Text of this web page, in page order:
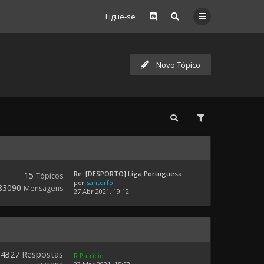
Ligue-se
Novo Tópico
15 Tópicos
Mensagens
Re: [DESPORTO] Liga Portuguesa
por santorfo
27 Abr 2021, 19:12
4327 Respostas
R.Patricio